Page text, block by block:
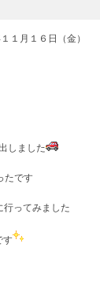
１月１６日（金）
しました
たです
行ってみました
す